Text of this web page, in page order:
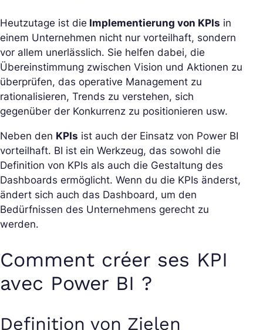
Heutzutage ist die Implementierung von KPIs in
einem Unternehmen nicht nur vorteilhaft, sondern
vor allem unerlässlich. Sie helfen dabei, die
Übereinstimmung zwischen Vision und Aktionen zu
überprüfen, das operative Management zu
rationalisieren, Trends zu verstehen, sich
gegenüber der Konkurrenz zu positionieren usw.
Neben den KPIs ist auch der Einsatz von Power BI
vorteilhaft. BI ist ein Werkzeug, das sowohl die
Definition von KPIs als auch die Gestaltung des
Dashboards ermöglicht. Wenn du die KPIs änderst,
ändert sich auch das Dashboard, um den
Bedürfnissen des Unternehmens gerecht zu
werden.
Comment créer ses KPI
avec Power BI ?
Definition von Zielen